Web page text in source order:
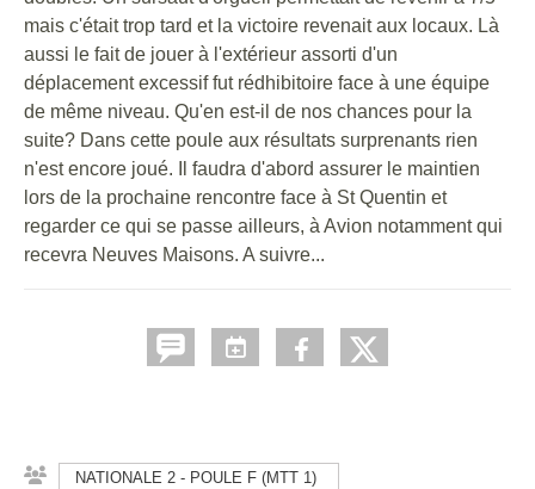
mais c'était trop tard et la victoire revenait aux locaux. Là
aussi le fait de jouer à l'extérieur assorti d'un
déplacement excessif fut rédhibitoire face à une équipe
de même niveau. Qu'en est-il de nos chances pour la
suite? Dans cette poule aux résultats surprenants rien
n'est encore joué. Il faudra d'abord assurer le maintien
lors de la prochaine rencontre face à St Quentin et
regarder ce qui se passe ailleurs, à Avion notamment qui
recevra Neuves Maisons. A suivre...
NATIONALE 2 - POULE F (MTT 1)